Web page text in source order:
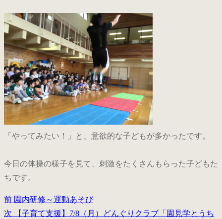
「やってみたい！」と、意欲的な子どもが多かったです。
今日の体操の様子を見て、刺激をたくさんもらった子どもた
ちです。
投
前 前
の
園内研修～運動あそび
次
次
【子育て支援】7/8（月）どんぐりクラブ「園見学とうち